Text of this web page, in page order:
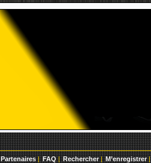
Partenaires| FAQ| Rechercher| M’enregistrer|